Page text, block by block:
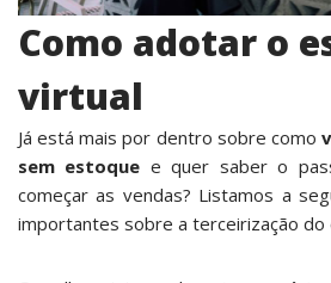
Como adotar o
virtual
Já está mais por dentro sobre como
sem estoque e quer saber o
começar as vendas? Listamos a
importantes sobre a terceirização do